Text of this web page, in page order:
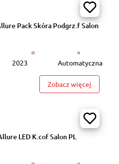
Pack Skóra Podgrz.f Salon
2023 Automatyczna
Zobacz więcej
LED K.cof Salon PL